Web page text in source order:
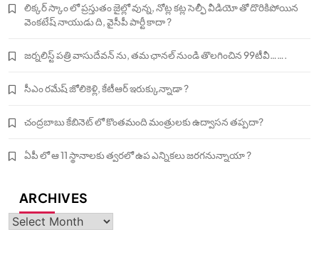
లిక్కర్ స్కాం లో ప్రస్తుతం జైల్లో వున్న, నోట్ల కట్ల సెల్ఫీ వీడియో తో దొరికిపోయిన
వెంకటేష్ నాయుడు ది, వైసీపీ పార్టీ కాదా ?
జర్నలిస్ట్ పత్రి వాసుదేవన్ ను, తమ ఛానల్ నుండి తొలగించిన 99టీవీ…….
సీఎం రమేష్ జోలికెళ్లి, కేటీఆర్ ఇరుక్కున్నాడా ?
చంద్రబాబు కేబినెట్ లో కొంతమంది మంత్రులకు ఉద్వాసన తప్పదా?
ఏపీ లో ఆ 11 స్థానాలకు త్వరలో ఉప ఎన్నికలు జరగనున్నాయా ?
ARCHIVES
Archives